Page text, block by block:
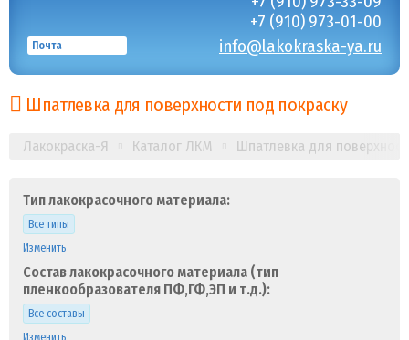
+7 (910) 973-01-00
Почта info@lakokraska-ya.ru
Шпатлевка для поверхности под покраску
Лакокраска-Я Каталог ЛКМ Шпатлевка для
Тип лакокрасочного материала:
Все типы
Изменить
Состав лакокрасочного материала (тип
пленкообразователя ПФ,ГФ,ЭП и т.д.):
Все составы
Изменить